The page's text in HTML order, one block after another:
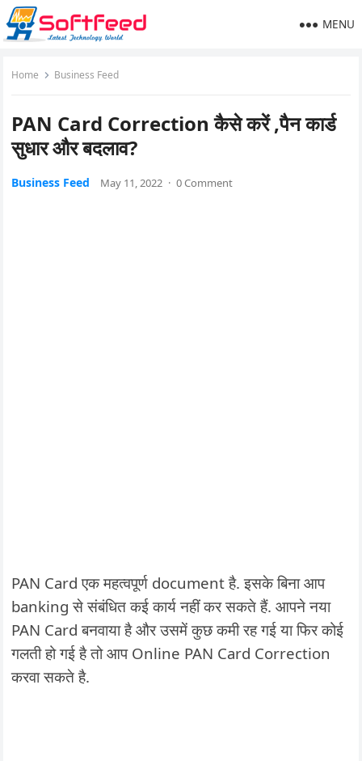
MENU
Home Business Feed
PAN Card Correction कैसे करें ,पैन कार्ड
सुधार और बदलाव?
Business Feed May 11, 2022 · 0 Comment
PAN Card एक महत्वपूर्ण document है. इसके बिना आप
banking से संबंधित कई कार्य नहीं कर सकते हैं. आपने नया
PAN Card बनवाया है और उसमें कुछ कमी रह गई या फिर कोई
गलती हो गई है तो आप Online PAN Card Correction
करवा सकते है.